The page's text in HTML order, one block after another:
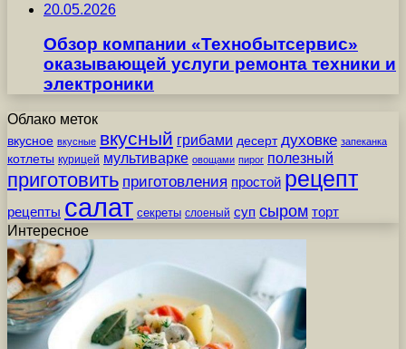
20.05.2026
Обзор компании «Технобытсервис»
оказывающей услуги ремонта техники и
электроники
Облако меток
вкусное вкусные вкусный грибами десерт духовке запеканка
котлеты курицей мультиварке овощами пирог полезный
приготовить приготовления простой рецепт
рецепты салат секреты слоеный суп сыром торт
Интересное